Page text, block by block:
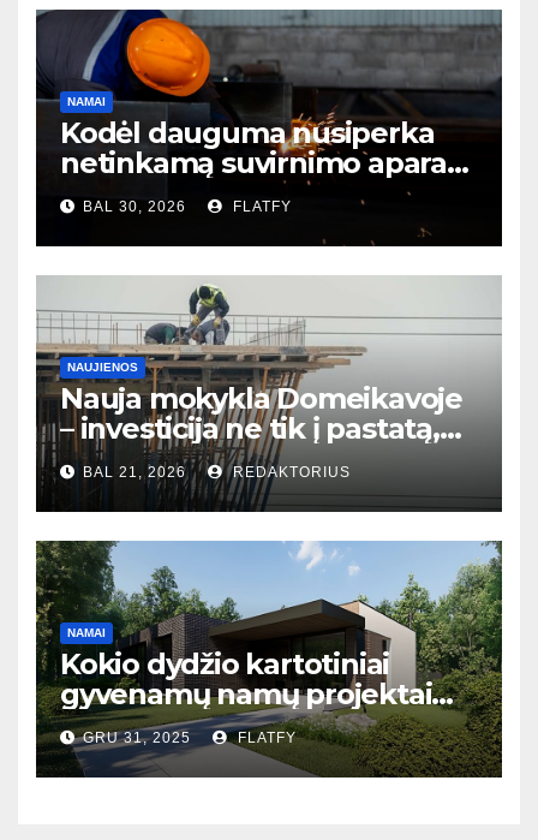
NAMAI
Kodėl dauguma nusiperka
netinkamą suvirnimo aparatą
– ir to net nesupranta?
BAL 30, 2026 FLATFY
NAUJIENOS
Nauja mokykla Domeikavoje
– investicija ne tik į pastatą,
bet ir į bendruomenės ateitį
BAL 21, 2026 REDAKTORIUS
NAMAI
Kokio dydžio kartotiniai
gyvenamų namų projektai
populiariausi Lietuvoje?
GRU 31, 2025 FLATFY